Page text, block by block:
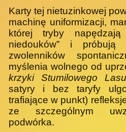
Karty tej nietuzinkowej
machinę unifor­mizacji,
której tryby napędzają
niedouków” i próbują
zwolenników
myślenia wolnego od
krzyki Stumilowego Lasu
satyry i bez taryfy
trafiające w punkt)
ze szczególnym
podwórka.